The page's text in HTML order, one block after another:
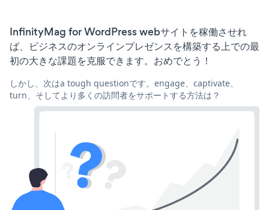
InfinityMag for WordPress webサイトを稼働させれ
ば、ビジネスのオンラインプレゼンスを構築する上での最
初の大きな課題を克服できます。おめでとう！
しかし、次はa tough questionです。engage、captivate、
turn、そしてより多くの訪問者をサポートする方法は？